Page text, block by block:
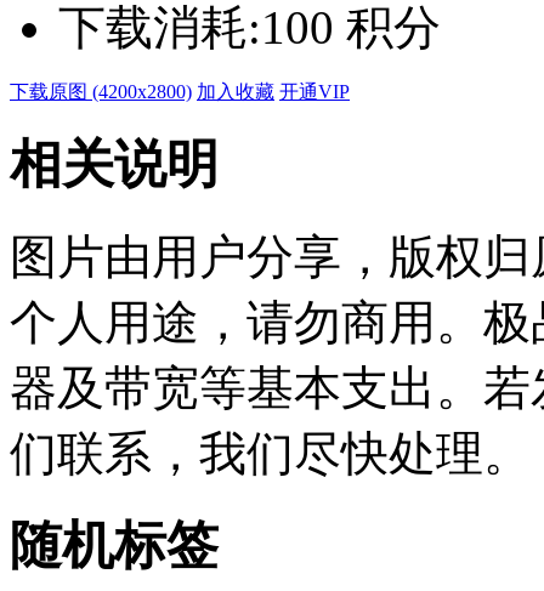
下载消耗:100 积分
下载原图 (4200x2800) 加入收藏 开通VIP
相关说明
图片由用户分享，版权
个人用途，请勿商用。
器及带宽等基本支出。
们联系，我们尽快处理。
随机标签